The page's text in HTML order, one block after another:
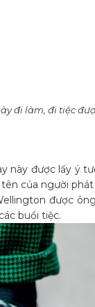
đi làm, đi tiệc
này được lấy ý
của người
được
buổi tiệc.